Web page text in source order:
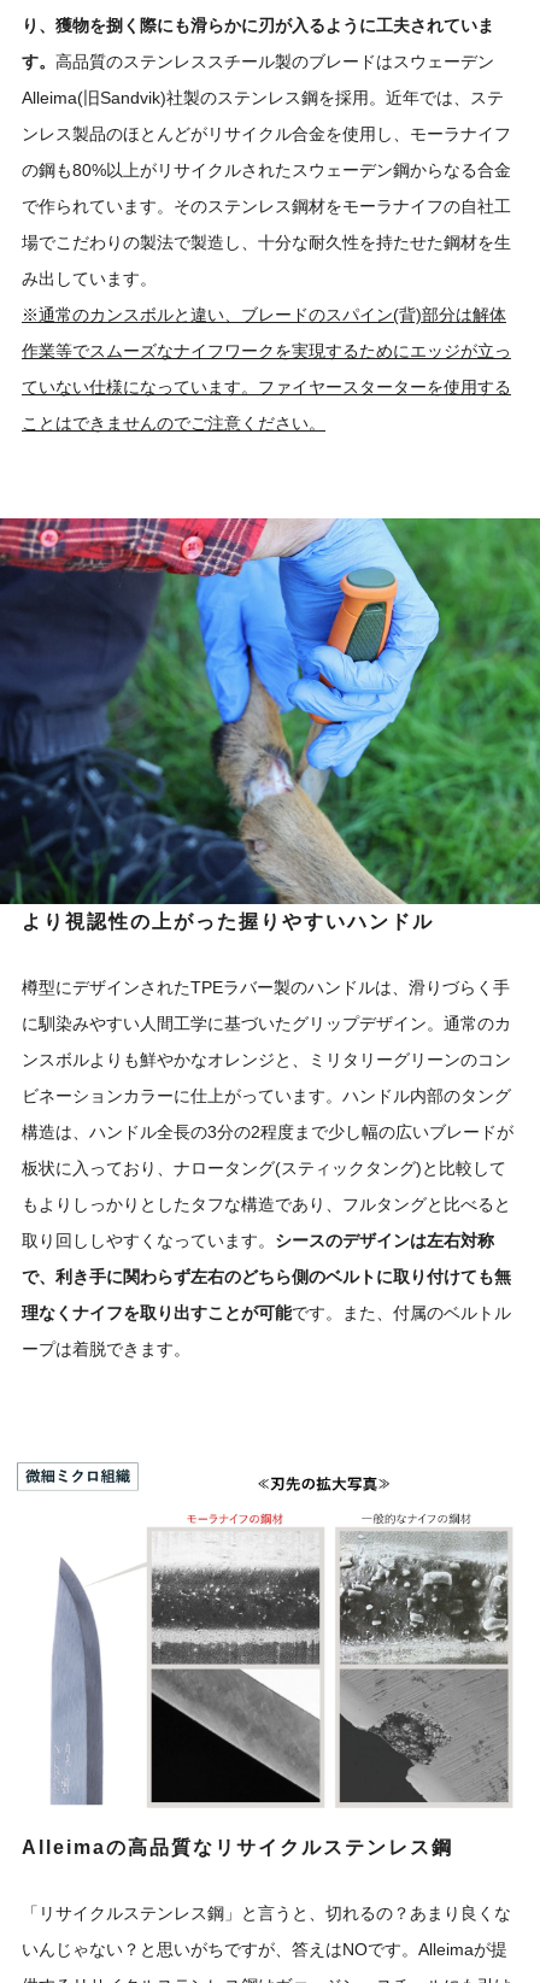
り、獲物を捌く際にも滑らかに刃が入るように工夫されていま
す。 高品質のステンレススチール製のブレードはスウェーデン
Alleima(旧Sandvik)社製のステンレス鋼を採用。近年では、ステ
ンレス製品のほとんどがリサイクル合金を使用し、モーラナイフ
の鋼も80%以上がリサイクルされたスウェーデン鋼からなる合金
で作られています。そのステンレス鋼材をモーラナイフの自社工
場でこだわりの製法で製造し、十分な耐久性を持たせた鋼材を生
み出しています。
※通常のカンスボルと違い、ブレードのスパイン(背)部分は解体
作業等でスムーズなナイフワークを実現するためにエッジが立っ
ていない仕様になっています。ファイヤースターターを使用する
ことはできませんのでご注意ください。
より視認性の上がった握りやすいハンドル
樽型にデザインされたTPEラバー製のハンドルは、滑りづらく手
に馴染みやすい人間工学に基づいたグリップデザイン。通常のカ
ンスボルよりも鮮やかなオレンジと、ミリタリーグリーンのコン
ビネーションカラーに仕上がっています。ハンドル内部のタング
構造は、ハンドル全長の3分の2程度まで少し幅の広いブレードが
板状に入っており、ナロータング(スティックタング)と比較して
もよりしっかりとしたタフな構造であり、フルタングと比べると
取り回ししやすくなっています。 シースのデザインは左右対称
で、利き手に関わらず左右のどちら側のベルトに取り付けても無
理なくナイフを取り出すことが可能です。また、付属のベルトル
ープは着脱できます。
Alleimaの高品質なリサイクルステンレス鋼
「リサイクルステンレス鋼」と言うと、切れるの？あまり良くな
いんじゃない？と思いがちですが、答えはNOです。Alleimaが提